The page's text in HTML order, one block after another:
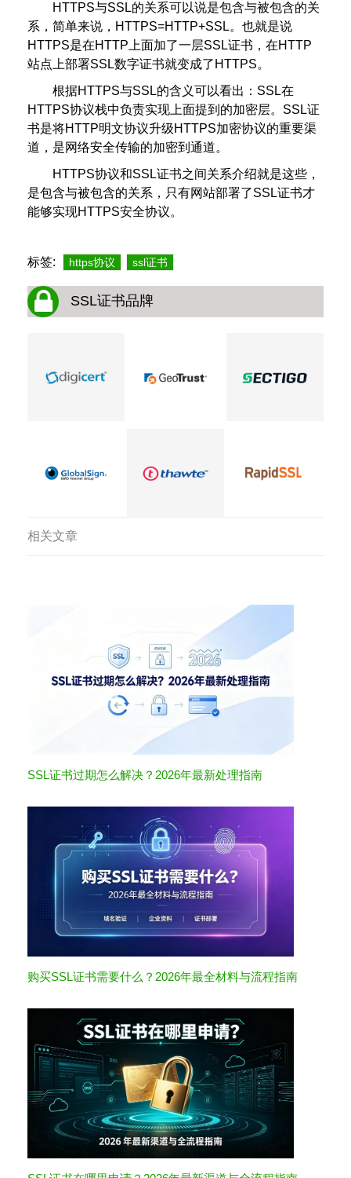
HTTPS与SSL的关系可以说是包含与被包含的关
系，简单来说，HTTPS=HTTP+SSL。也就是说
HTTPS是在HTTP上面加了一层SSL证书，在HTTP
站点上部署SSL数字证书就变成了HTTPS。
根据HTTPS与SSL的含义可以看出：SSL在
HTTPS协议栈中负责实现上面提到的加密层。SSL证
书是将HTTP明文协议升级HTTPS加密协议的重要渠
道，是网络安全传输的加密到通道。
HTTPS协议和SSL证书之间关系介绍就是这些，
是包含与被包含的关系，只有网站部署了SSL证书才
能够实现HTTPS安全协议。
标签: https协议 ssl证书
SSL证书品牌
相关文章
SSL证书过期怎么解决？2026年最新处理指南
购买SSL证书需要什么？2026年最全材料与流程指南